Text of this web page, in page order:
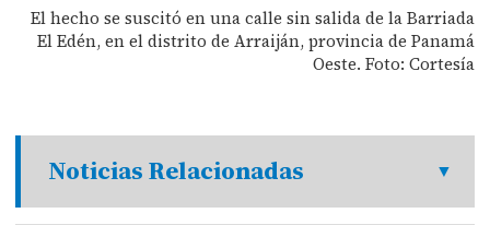
El hecho se suscitó en una calle sin salida de la Barriada
El Edén, en el distrito de Arraiján, provincia de Panamá
Oeste. Foto: Cortesía
Noticias Relacionadas